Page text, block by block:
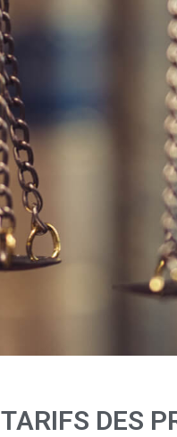
TARIFS DES